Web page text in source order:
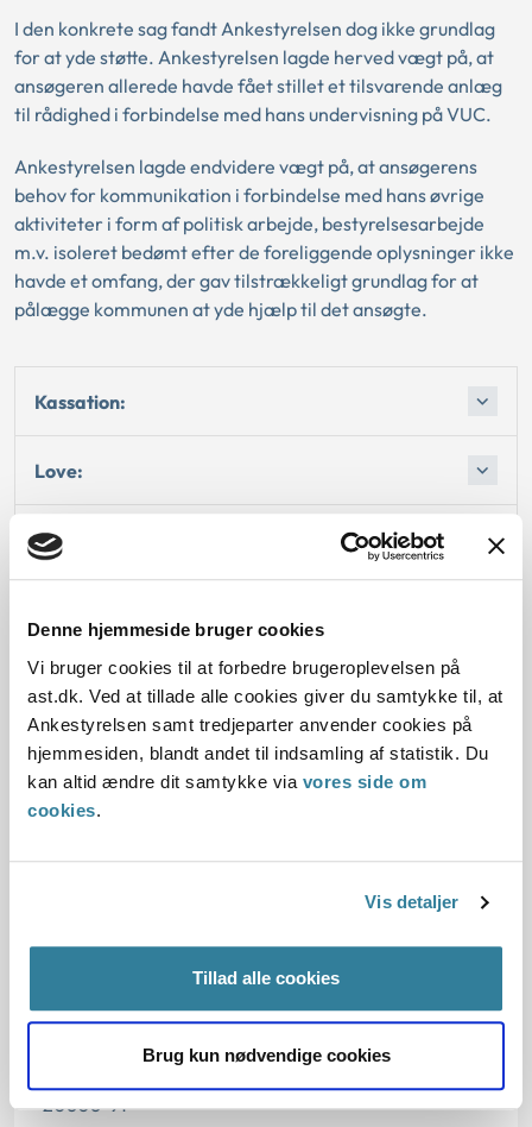
Denne hjemmeside bruger cookies
Vi bruger cookies til at forbedre brugeroplevelsen på
ast.dk. Ved at tillade alle cookies giver du samtykke til, at
Ankestyrelsen samt tredjeparter anvender cookies på
hjemmesiden, blandt andet til indsamling af statistik. Du
kan altid ændre dit samtykke via vores side om
cookies.
Vis detaljer
Tillad alle cookies
Brug kun nødvendige cookies
I den konkrete sag fandt Ankestyrelsen dog ikke grundlag
for at yde støtte. Ankestyrelsen lagde herved vægt på, at
ansøgeren allerede havde fået stillet et tilsvarende anlæg
til rådighed i forbindelse med hans undervisning på VUC.
Ankestyrelsen lagde endvidere vægt på, at ansøgerens
behov for kommunikation i forbindelse med hans øvrige
aktiviteter i form af politisk arbejde, bestyrelsesarbejde
m.v. isoleret bedømt efter de foreliggende oplysninger ikke
havde et omfang, der gav tilstrækkeligt grundlag for at
pålægge kommunen at yde hjælp til det ansøgte.
Kassation:
Love:
Sagsfremstilling:
Dato for underskrift
15.02.1994
Paragraf
Journalnummer
20606-91